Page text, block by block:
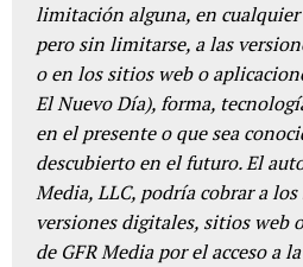
limitación alguna, en
pero sin limitarse, a las
o en los sitios web o
El Nuevo Día), forma,
en el presente o que sea
descubierto en el futuro. El
Media, LLC, podría cobrar a
versiones digitales, sitios web
de GFR Media por el acceso a